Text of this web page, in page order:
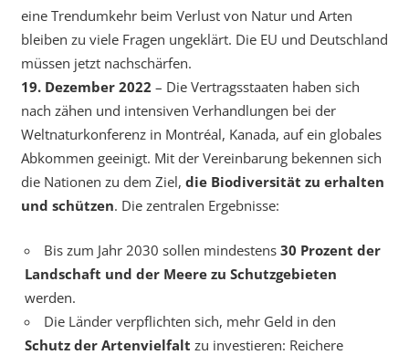
eine Trendumkehr beim Verlust von Natur und Arten
bleiben zu viele Fragen ungeklärt. Die EU und Deutschland
müssen jetzt nachschärfen.
19. Dezember 2022 – Die Vertragsstaaten haben sich
nach zähen und intensiven Verhandlungen bei der
Weltnaturkonferenz in Montréal, Kanada, auf ein globales
Abkommen geeinigt. Mit der Vereinbarung bekennen sich
die Nationen zu dem Ziel, die Biodiversität zu erhalten
und schützen. Die zentralen Ergebnisse:
Bis zum Jahr 2030 sollen mindestens 30 Prozent der
Landschaft und der Meere zu Schutzgebieten
werden.
Die Länder verpflichten sich, mehr Geld in den
Schutz der Artenvielfalt zu investieren: Reichere